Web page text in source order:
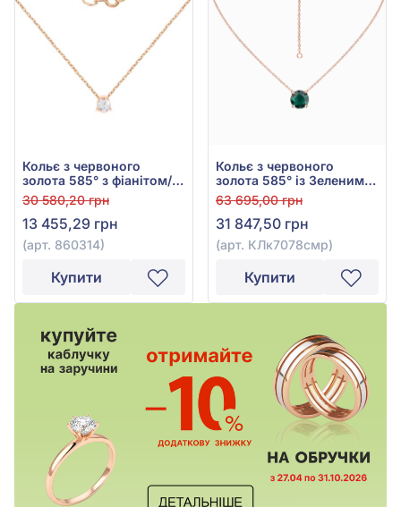
Кольє з червоного
золота 585° з фіанітом/
куб.цирконієм, арт.
860314
30 580,20 грн
13 455,29 грн
(арт. 860314)
Купити
Кольє з червоного
золота 585° із Зеленим
Смарагдом гідро 1,09ct,
арт. КЛк7078смр
63 695,00 грн
31 847,50 грн
(арт. КЛк7078смр)
Купити